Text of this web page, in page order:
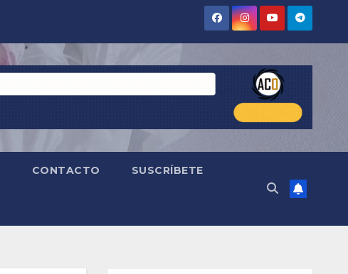
CONTACTO SUSCRÍBETE